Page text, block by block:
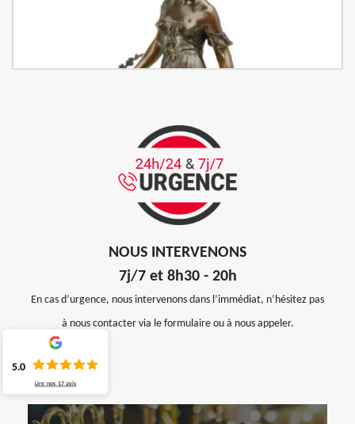
NOUS INTERVENONS
7j/7 et 8h30 - 20h
En cas d’urgence, nous intervenons dans l’immédiat, n’hésitez pas
à nous contacter via le formulaire ou à nous appeler.
5.0
Lire nos 17 avis